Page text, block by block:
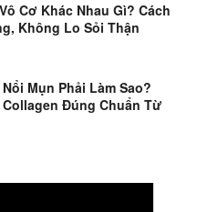
Cơ Khác Nhau Gì? Cách
Không Lo Sỏi Thận
Mụn Phải Làm Sao?
Đúng Chuẩn Từ